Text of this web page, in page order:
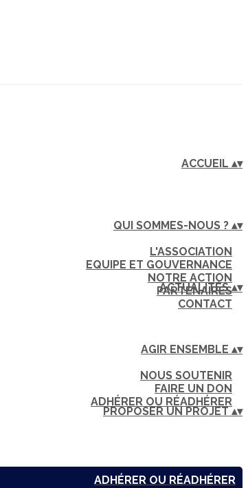
ACCUEIL ▴▾
QUI SOMMES-NOUS ? ▴▾
L'ASSOCIATION
EQUIPE ET GOUVERNANCE
NOTRE ACTION
PARTENAIRES
CONTACT
ACTUALITÉS▴▾
AGIR ENSEMBLE ▴▾
NOUS SOUTENIR
FAIRE UN DON
ADHÉRER OU RÉADHÉRER
PROPOSER UN PROJET▴▾
ADHÉRER OU RÉADHÉRER